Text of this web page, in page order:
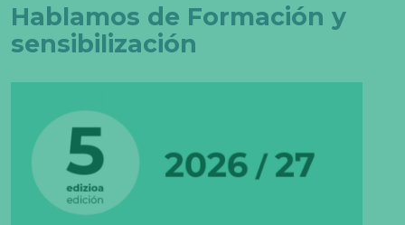
Hablamos de Formación y
sensibilización